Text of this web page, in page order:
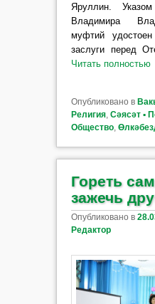
Яруллин.
Владимира
муфтий
заслуги перед
Читать полностью
Опубликовано в
Религия, Сәясәт ▪
Общество,
Гореть
зажечь
Опубликовано в
Редактор